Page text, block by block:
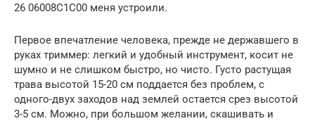
26 06008C1C00 меня устроили.
Первое впечатление человека, прежде не державшего в
руках триммер: легкий и удобный инструмент, косит не
шумно и не слишком быстро, но чисто. Густо растущая
трава высотой 15-20 см поддается без проблем, с
одного-двух заходов над землей остается срез высотой
3-5 см. Можно, при большом желании, скашивать и